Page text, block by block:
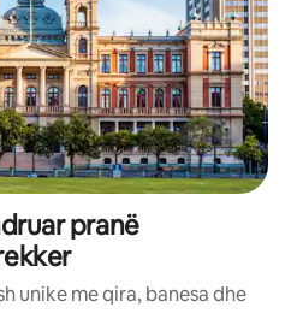
pranë
unike me qira, banesa dhe